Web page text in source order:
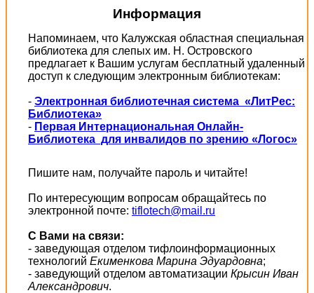
Информация
Напоминаем, что Калужская областная специальная
библиотека для слепых им. Н. Островского
предлагает к Вашим услугам бесплатный удаленный
доступ к следующим электронным библиотекам:
- Электронная библиотечная система «ЛитРес:
Библиотека»
- Первая Интернациональная Онлайн-
Библиотека для инвалидов по зрению «Логос»
Пишите нам, получайте пароль и читайте!
По интересующим вопросам обращайтесь по
электронной почте: tiflotech@mail.ru
С Вами на связи:
- заведующая отделом тифлоинформационных
технологий Екименкова Марина Эдуардовна;
- заведующий отделом автоматизации Крысин Иван
Александрович.